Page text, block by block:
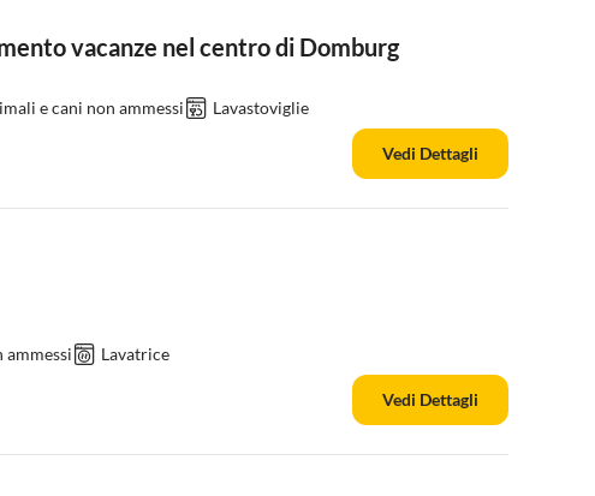
vacanze nel centro di Domburg
e cani non ammessi Lavastoviglie
Vedi Dettagli
ammessi Lavatrice
Vedi Dettagli